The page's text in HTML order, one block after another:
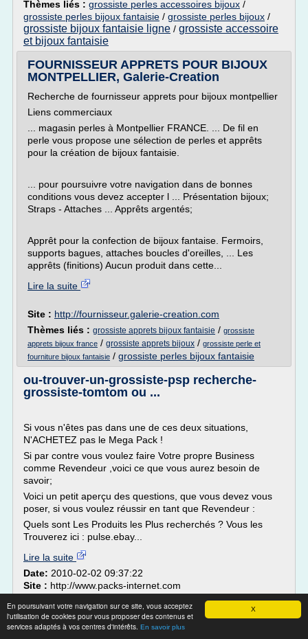
X
En poursuivant votre navigation sur ce site, vous acceptez
l'utilisation de cookies pour vous proposer des contenus et
services adaptés à vos centres d'intérêts. En savoir plus
Thèmes liés : grossiste perles accessoires bijoux /
grossiste perles bijoux fantaisie / grossiste perles bijoux /
grossiste bijoux fantaisie ligne / grossiste accessoire
et bijoux fantaisie
FOURNISSEUR APPRETS POUR BIJOUX
MONTPELLIER, Galerie-Creation
Recherche de fournisseur apprets pour bijoux montpellier
Liens commerciaux
... magasin perles à Montpellier FRANCE. ... De fil en
perle vous propose une sélection de perles et apprêts
pour la création de bijoux fantaisie.
... pour poursuivre votre navigation dans de bonnes
conditions vous devez accepter l ... Présentation bijoux;
Straps - Attaches ... Apprêts argentés;
Apprêt pour la confection de bijoux fantaise. Fermoirs,
supports bagues, attaches boucles d'oreilles, ... Les
apprêts (finitions) Aucun produit dans cette...
Lire la suite
Site : http://fournisseur.galerie-creation.com
Thèmes liés : grossiste apprets bijoux fantaisie / grossiste
apprets bijoux france / grossiste apprets bijoux / grossiste perle et
fourniture bijoux fantaisie / grossiste perles bijoux fantaisie
ou-trouver-un-grossiste-psp recherche-
grossiste-tomtom ou ...
Si vous n'êtes pas dans une de ces deux situations,
N'ACHETEZ pas le Mega Pack !
Si par contre vous voulez faire Votre propre Business
comme Revendeur ,voici ce que vous aurez besoin de
savoir;
Voici un petit aperçu des questions, que vous devez vous
poser, si vous voulez réussir en tant que Revendeur :
Quels sont Les Produits les Plus recherchés ? Vous les
Trouverez ici : pulse.ebay...
Lire la suite
Date: 2010-02-02 09:37:22
Site : http://www.packs-internet.com
Grossiste de bijoux fantaisie pour femme
Lyon 69 ...